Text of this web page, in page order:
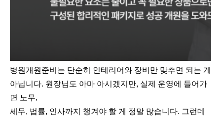
병원개원준비는 단순히 인테리어와 장비만 맞추면 되는 게
아닙니다. 원장님도 아마 아시겠지만, 실제 운영에 들어가
면 노무,
세무, 법률, 인사까지 챙겨야 할 게 정말 많습니다. 그런데